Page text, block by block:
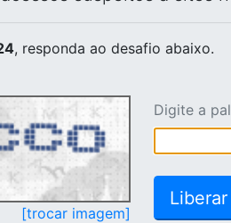
, responda ao desafio abaixo.
[trocar imagem]
Digite a